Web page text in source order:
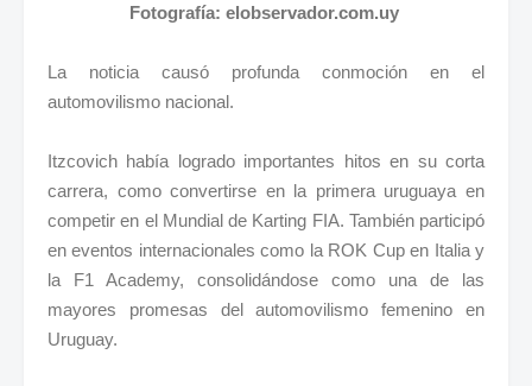
Fotografía: elobservador.com.uy
La noticia causó profunda conmoción en el
automovilismo nacional.
Itzcovich había logrado importantes hitos en su corta
carrera, como convertirse en la primera uruguaya en
competir en el Mundial de Karting FIA. También participó
en eventos internacionales como la ROK Cup en Italia y
la F1 Academy, consolidándose como una de las
mayores promesas del automovilismo femenino en
Uruguay.